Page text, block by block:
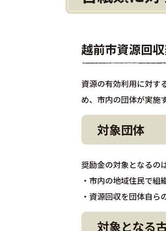
越前市資源回
資源の有効利用に対す
め、市内の団体が実施
対象団体
奨励金の対象となるの
・市内の地域住民で組
・資源回収を団体自ら
対象となる